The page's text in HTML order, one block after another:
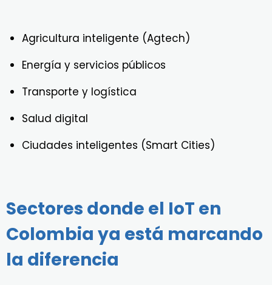
Agricultura inteligente (Agtech)
Energía y servicios públicos
Transporte y logística
Salud digital
Ciudades inteligentes (Smart Cities)
Sectores donde el IoT en
Colombia ya está marcando
la diferencia